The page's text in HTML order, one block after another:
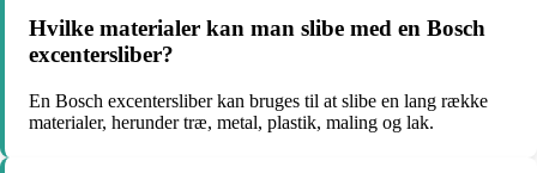
Hvilke materialer kan man slibe med en Bosch
excentersliber?
En Bosch excentersliber kan bruges til at slibe en lang række
materialer, herunder træ, metal, plastik, maling og lak.